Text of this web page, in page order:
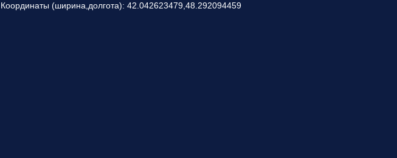
Координаты (ширина,долгота): 42.042623479,48.292094459